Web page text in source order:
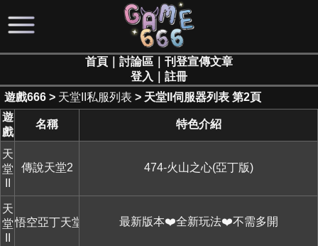
首頁 討論區
刊登宣傳文章
登入
註冊
遊戲666 > 天堂II私服列表 > 天堂II伺服器列表 第2頁
遊
戲
名稱 特色介紹
天
堂
傳說天堂2 474-火山之心(亞丁版)
天
堂悟空亞丁天堂二 最新版本❤️全新玩法❤️不需多開